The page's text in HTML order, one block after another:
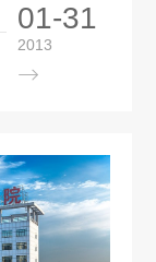
01-31
2013